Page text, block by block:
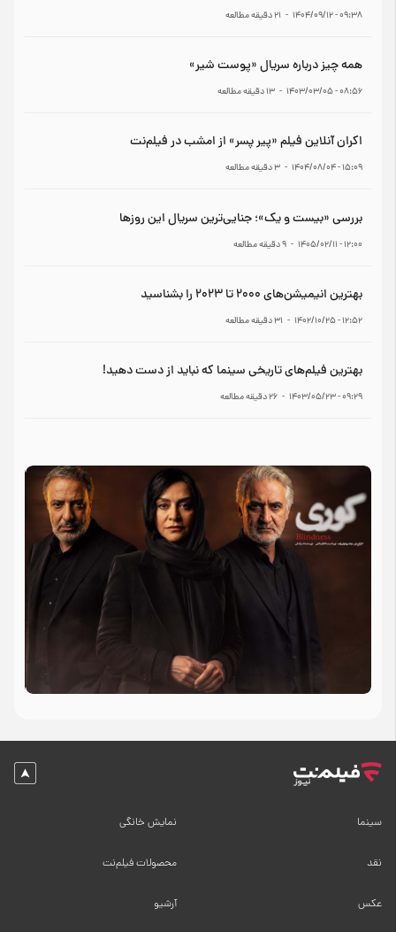
۰۹:۳۸ - ۱۴۰۴/۰۹/۱۲ -
21دقیقه مطالعه
همه چیز درباره سریال «پوست شیر»
۰۸:۵۶ - ۱۴۰۳/۰۳/۰۵ -
13دقیقه مطالعه
اکران آنلاین فیلم «پیر پسر» از امشب در فیلم‌نت
۱۵:۰۹ - ۱۴۰۴/۰۸/۰۴ -
3دقیقه مطالعه
بررسی «بیست و یک»؛ جنایی‌ترین سریال این روزها
۱۲:۰۰ - ۱۴۰۵/۰۲/۱۱ -
9دقیقه مطالعه
بهترین انیمیشن‌های ۲۰۰۰ تا ۲۰۲۳ را بشناسید
۱۲:۵۲ - ۱۴۰۲/۱۰/۲۵ -
31دقیقه مطالعه
بهترین فیلم‌های تاریخی سینما که نباید از دست دهید!
۰۹:۲۹ - ۱۴۰۳/۰۵/۲۳ -
26دقیقه مطالعه
سینما
نقد
عکس
نمایش خانگی
محصولات فیلم‌نت
آرشیو